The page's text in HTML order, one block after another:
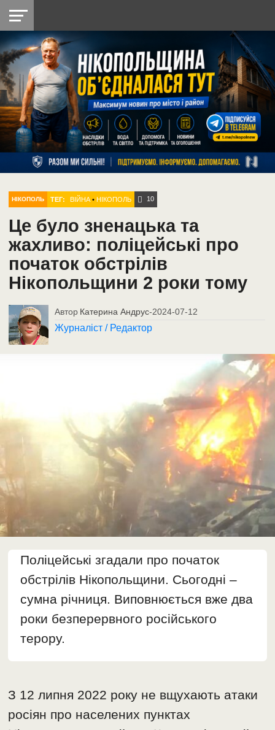
НІКОПОЛЬ
РАЙОН
СІЧЕСЛАВСЬКА
УКРАЇНА
РЕТРО
НІКОПОЛЬ
ЛАЙТ
УКРАЇНА
ДОПОМОГА
РАДІО
НІКОПОЛЬ ТЕГ: ВІЙНА •НІКОПОЛЬ 10
Це було зненацька та
жахливо: поліцейські про
початок обстрілів
Нікопольщини 2 роки тому
Автор Катерина Андрус-2024-07-12
Журналіст / Редактор
Поліцейські згадали про початок
обстрілів Нікопольщини. Сьогодні –
сумна річниця. Виповнюється вже два
роки безперервного російського
терору.
З 12 липня 2022 року не вщухають атаки
росіян про населених пунктах